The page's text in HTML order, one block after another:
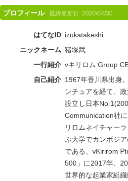
プロフィール 最終更新日: 2020/04/30
はてなID izukatakeshi
ニックネーム 猪塚武
一行紹介 vキリロム Group
自己紹介 1967年香川県出身
ンチュアを経て、
設立し日本
Communication社
リロムネイチャー
ぶ大学でカンボジ
である、vKirirom
500」に2017年、
世界的な起業家組